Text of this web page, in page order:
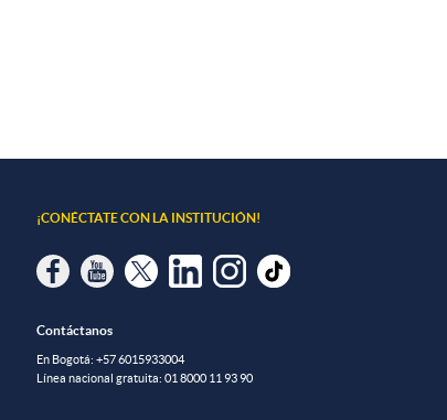
¡CONÉCTATE CON LA INSTITUCIÓN!
Contáctanos
En Bogotá: +57 6015933004
Línea nacional gratuita: 01 8000 11 93 90